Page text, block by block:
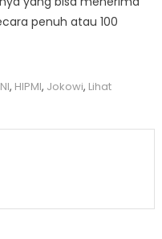
penuh atau 100
, HIPMI, Jokowi, Lihat